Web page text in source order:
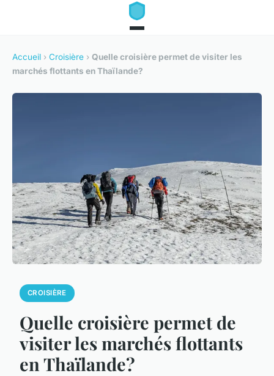
Accueil › Croisière › Quelle croisière permet de visiter les
marchés flottants en Thaïlande?
CROISIÈRE
Quelle croisière permet de
visiter les marchés flottants
en Thaïlande?